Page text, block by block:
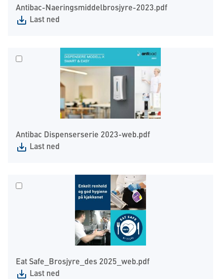
Antibac-Naeringsmiddelbrosjyre-2023.pdf
Last ned
Antibac Dispenserserie 2023-web.pdf
Last ned
Eat Safe_Brosjyre_des 2025_web.pdf
Last ned